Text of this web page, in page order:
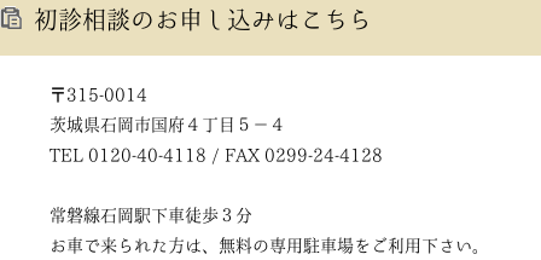
初診相談のお申し込みはこちら
〒315-0014
茨城県石岡市国府４丁目５－４
TEL 0120-40-4118 / FAX 0299-24-4128
常磐線石岡駅下車徒歩３分
お車で来られた方は、無料の専用駐車場をご利用下さい。